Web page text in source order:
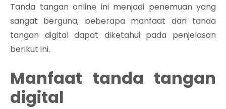
Tanda tangan online ini menjadi penemuan yang
sangat berguna, beberapa manfaat dari tanda
tangan digital dapat diketahui pada penjelasan
berikut ini.
Manfaat tanda tangan
digital